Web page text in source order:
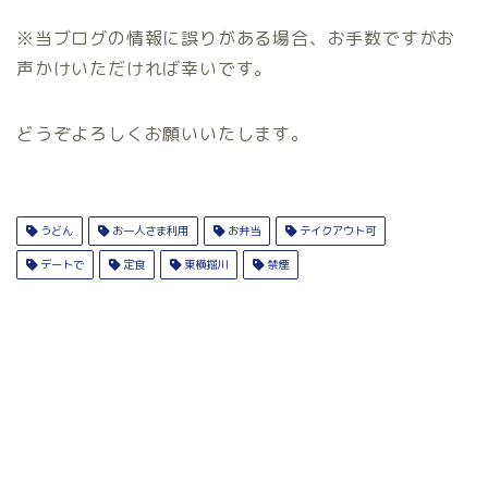
※当ブログの情報に誤りがある場合、お手数ですがお
声かけいただければ幸いです。
どうぞよろしくお願いいたします。
うどん お一人さま利用 お弁当 テイクアウト可
デートで 定食 東横掘川 禁煙